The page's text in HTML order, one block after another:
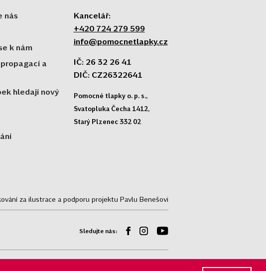
nás
k nám
a
hledají nový
Kancelář:
+420 724 279 599
info@pomocnetlapky.cz
IČ: 26 32 26 41
DIČ: CZ26322641
Pomocné tlapky o. p. s.,
Svatopluka Čecha 1412,
Starý Plzenec 332 02
za ilustrace a podporu projektu Pavlu Benešovi
Sledujte nás: